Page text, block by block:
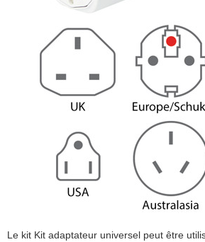
Le kit Kit adaptateur universel peut être